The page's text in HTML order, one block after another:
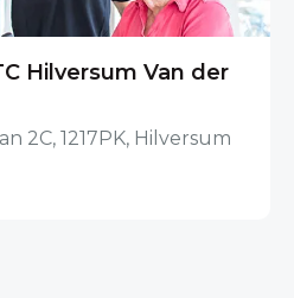
Hilversum Van der
2C, 1217PK, Hilversum